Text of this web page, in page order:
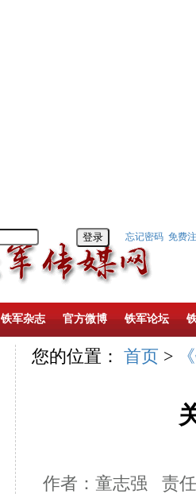
忘记密码 免费
铁军杂志 官方微博 铁军论坛
您的位置： 首页 >
作者：童志强 责